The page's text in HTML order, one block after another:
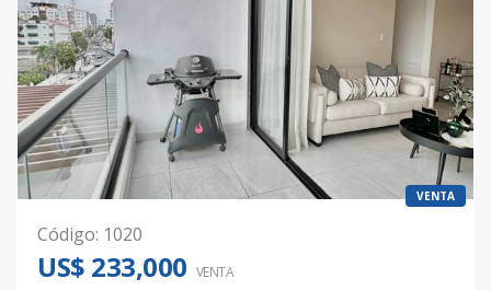
VENTA
Código: 1020
US$ 233,000 VENTA